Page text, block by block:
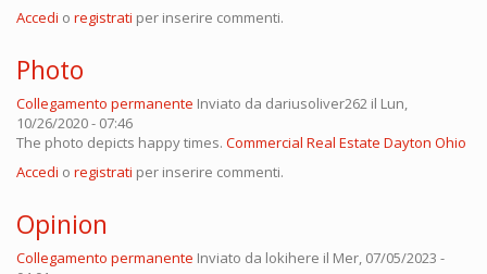
Accedi o registrati per inserire commenti.
Photo
Collegamento permanente Inviato da dariusoliver262 il Lun,
10/26/2020 - 07:46
The photo depicts happy times. Commercial Real Estate Dayton Ohio
Accedi o registrati per inserire commenti.
Opinion
Collegamento permanente Inviato da lokihere il Mer, 07/05/2023 -